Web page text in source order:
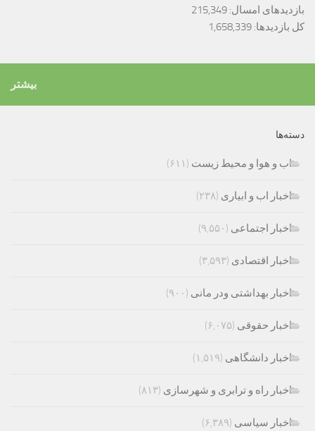
بازدیدهای امسال: 215,349
کل بازدیدها: 1,658,339
بیشتر
دسته‌ها
اب و هوا و محیط زیست (۶۱۱)
اخبار اب و ابیاری (۲۳۸)
اخبار اجتماعی (۹,۵۵۰)
اخبار اقتصادی (۳,۵۹۳)
اخبار بهداشتی ودر مانی (۹۰۰)
اخبار حقوقی (۶,۰۷۵)
اخبار دانشگاهی (۱,۵۱۹)
اخبار راه و ترابری و شهرسازی (۸۱۳)
اخبار سیاسی (۶,۳۸۹)